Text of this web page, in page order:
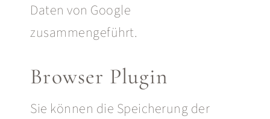
Daten von Google
zusammengeführt.
Browser Plugin
Sie können die Speicherung der